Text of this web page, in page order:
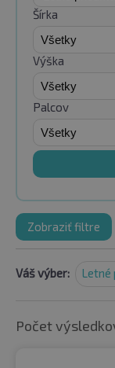
Šírka
Výška
Palcov
Zobraziť filtre
Váš výber: Letné
Počet